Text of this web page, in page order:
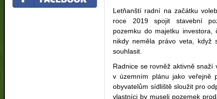
Letňanští radní na začátku
roce 2019 spojit stavební
pozemku do majetku
nikdy neměla právo veta, když
souhlasit.
Radnice se rovněž aktivně
v územním plánu jako veřejně
obyvatelům sídliště sloužit pro
vlastníci by museli pozemek